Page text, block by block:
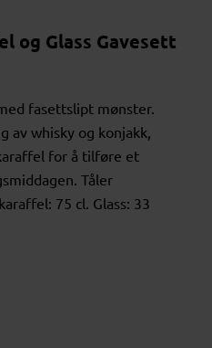
og Glass Gavesett
fasettslipt mønster.
av whisky og konjakk,
for å tilføre et
Tåler
75 cl. Glass: 33